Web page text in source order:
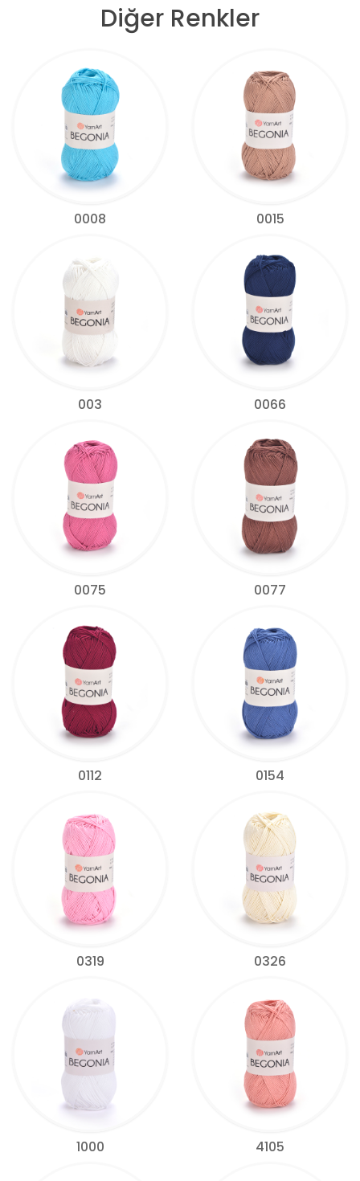
Diğer Renkler
0008 0015
003 0066
0075 0077
0112 0154
0319 0326
1000 4105